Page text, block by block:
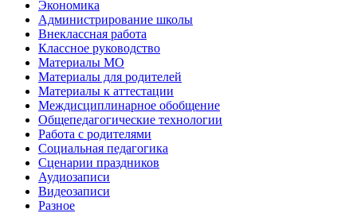
Экономика
Администрирование школы
Внеклассная работа
Классное руководство
Материалы МО
Материалы для родителей
Материалы к аттестации
Междисциплинарное обобщение
Общепедагогические технологии
Работа с родителями
Социальная педагогика
Сценарии праздников
Аудиозаписи
Видеозаписи
Разное